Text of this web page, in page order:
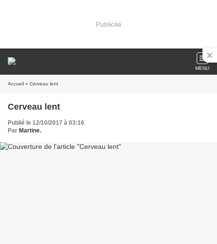
Publicité
MENU
Accueil » Cerveau lent
Cerveau lent
Publié le 12/10/2017 à 03:16
Par Martine.